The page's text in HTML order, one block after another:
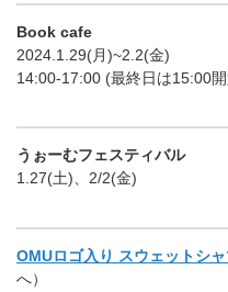
Book cafe
2024.1.29(月)~2.2(金)
14:00-17:00 (最終日は15:00
うぉーむフェスティバル
1.27(土)、2/2(金)
OMUロゴ入り スウェットシ
へ）